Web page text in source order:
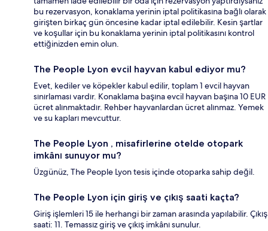
bu rezervasyon, konaklama yerinin iptal politikasına bağlı olarak
girişten birkaç gün öncesine kadar iptal edilebilir. Kesin şartlar
ve koşullar için bu konaklama yerinin iptal politikasını kontrol
ettiğinizden emin olun.
The People Lyon evcil hayvan kabul ediyor mu?
Evet, kediler ve köpekler kabul edilir, toplam 1 evcil hayvan
sınırlaması vardır. Konaklama başına evcil hayvan başına 10 EUR
ücret alınmaktadır. Rehber hayvanlardan ücret alınmaz. Yemek
ve su kapları mevcuttur.
The People Lyon , misafirlerine otelde otopark
imkânı sunuyor mu?
Üzgünüz, The People Lyon tesis içinde otoparka sahip değil.
The People Lyon için giriş ve çıkış saati kaçta?
Giriş işlemleri 15 ile herhangi bir zaman arasında yapılabilir. Çıkış
saati: 11. Temassız giriş ve çıkış imkânı sunulur.